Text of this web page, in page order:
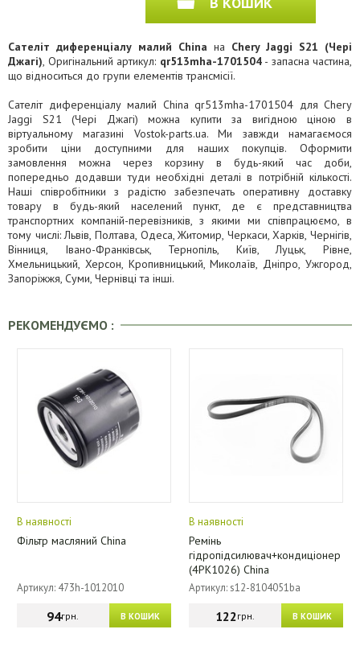
Сателіт диференціалу малий China на Chery Jaggi S21 (Чері
Джагі), Оригінальний артикул: qr513mha-1701504- запасна частина,
що відноситься до групи елементів трансмісії.
Сателіт диференціалу малий China qr513mha-1701504 для Chery
Jaggi S21 (Чері Джагі) можна купити за вигідною ціною в
віртуальному магазині Vostok-parts.ua. Ми завжди намагаємося
зробити ціни доступними для наших покупців. Оформити
замовлення можна через корзину в будь-який час доби,
попередньо додавши туди необхідні деталі в потрібній кількості.
Наші співробітники з радістю забезпечать оперативну доставку
товару в будь-який населений пункт, де є представництва
транспортних компаній-перевізників, з якими ми співпрацюємо, в
тому числі: Львів, Полтава, Одеса, Житомир, Черкаси, Харків, Чернігів,
Вінниця, Івано-Франківськ, Тернопіль, Київ, Луцьк, Рівне,
Хмельницький, Херсон, Кропивницький, Миколаїв, Дніпро, Ужгород,
Запоріжжя, Суми, Чернівці та інші.
РЕКОМЕНДУЄМО :
В наявності
Фільтр масляний China
Артикул: 473h-1012010
В КОШИК
94грн.
В наявності
Ремінь
гідропідсилювач+кондиціонер
(4PK1026) China
Артикул: s12-8104051ba
В КОШИК
122грн.